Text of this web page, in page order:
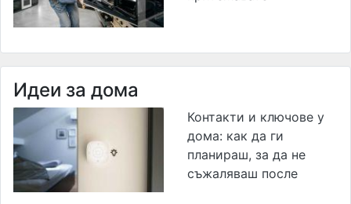
Идеи за дома
Контакти и ключове у
дома: как да ги
планираш, за да не
съжаляваш после